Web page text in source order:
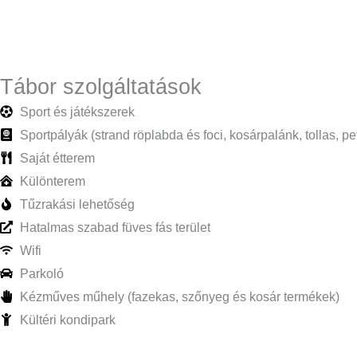
Tábor szolgáltatások
Sport és játékszerek
Sportpályák (strand röplabda és foci, kosárpalánk, tollas,
Saját étterem
Különterem
Tűzrakási lehetőség
Hatalmas szabad füves fás terület
Wifi
Parkoló
Kézműves műhely (fazekas, szőnyeg és kosár termékek)
Kültéri kondipark